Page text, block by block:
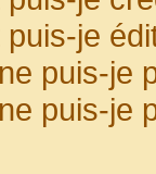
puis-je
puis-je
puis-je